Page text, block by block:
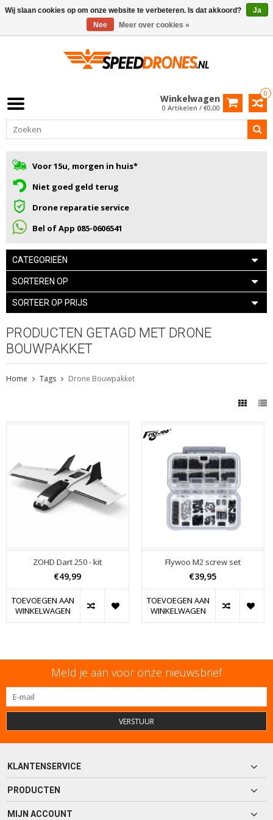
0
Winkelwagen
0 Artikelen / €0,00
Voor 15u, morgen in huis*
Niet goed geld terug
Drone reparatie service
Bel of App 085-0606541
CATEGORIEËN
SORTEREN OP
SORTEER OP PRIJS
PRODUCTEN GETAGD MET DRONE
BOUWPAKKET
Home Tags Drone Bouwpakket
ZOHD Dart 250 - kit
€49,99
TOEVOEGEN AAN
WINKELWAGEN
Flywoo M2 screw set
€39,95
TOEVOEGEN AAN
WINKELWAGEN
Meld je aan voor onze nieuwsbrief
VERSTUUR
KLANTENSERVICE
PRODUCTEN
MIJN ACCOUNT
Wij slaan cookies op om onze website te verbeteren. Is dat akkoord?
Ja
Nee
Meer over cookies »